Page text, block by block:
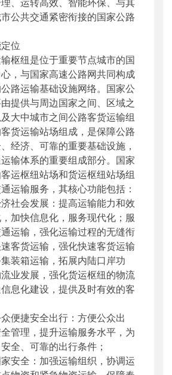
公共交通紧密衔接的国家公路
位
纽是位于重要节点城市的国
，与国家高速公路网共同构成
路运输基础设施网络。国家公
提供与周边国家之间、区域之
大中城市之间公路客货运输组
货运输站场组成，是保障公路
经济、可靠的重要基础设施，
输体系的重要组成部分。国家
运枢纽站场和货运枢纽站场组
运输服务，其核心功能包括：
会发展：提高运输能力和效
加快信息化，服务现代化；服
运输，强化运输过程的无缝衔
客货运输，强化快速客货运输
装箱运输，拓展内陆口岸功
业发展，强化货运枢纽的物流
息化建设，提供及时有效的客
捷安全出行：方便公众出
管理，提升运输服务水平，为
全、可靠的出行条件；
全：加强运输组织，协调运